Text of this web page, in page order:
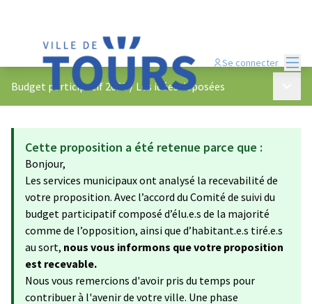
Se connecter
Budget participatif 2023/ Les idées déposées
Cette proposition a été retenue parce que :
Bonjour,
Les services municipaux ont analysé la recevabilité de
votre proposition. Avec l’accord du Comité de suivi du
budget participatif composé d’élu.e.s de la majorité
comme de l’opposition, ainsi que d’habitant.e.s tiré.e.s
au sort, nous vous informons que votre proposition
est recevable.
Nous vous remercions d'avoir pris du temps pour
contribuer à l'avenir de votre ville. Une phase